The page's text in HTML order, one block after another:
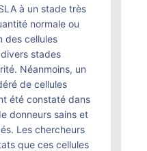
à un stade très
normale ou
des cellules
stades
Néanmoins, un
de cellules
été constaté dans
donneurs sains et
Les chercheurs
que ces cellules